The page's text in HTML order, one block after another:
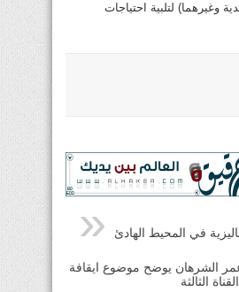
وغيرهما) لتلبية احتياجات
في المحيط الهادئ
الشرهان يوضح موضوع ايقافة
الثالثة